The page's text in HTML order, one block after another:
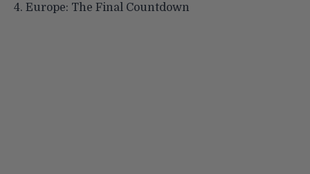
4. Europe: The Final Countdown